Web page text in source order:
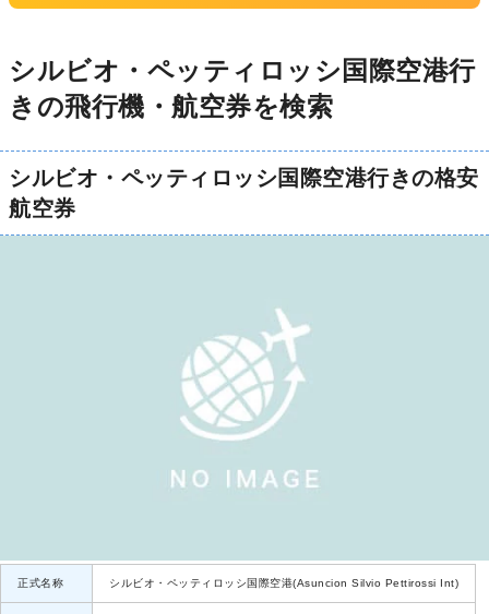
シルビオ・ペッティロッシ国際空港行
きの飛行機・航空券を検索
シルビオ・ペッティロッシ国際空港行きの格安
航空券
正式名称 シルビオ・ペッティロッシ国際空港(Asuncion Silvio Pettirossi Int)